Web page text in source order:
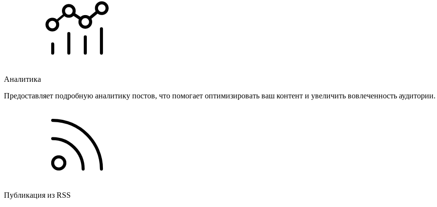
Аналитика
Предоставляет подробную аналитику постов, что помогает оптимизировать ваш контент и увеличить вовлеченность аудитории.
Публикация из RSS